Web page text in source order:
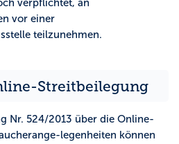
verpflichtet, an
vor einer
teilzunehmen.
Streitbeilegung
Nr. 524/2013 über die Online-
legenheiten können